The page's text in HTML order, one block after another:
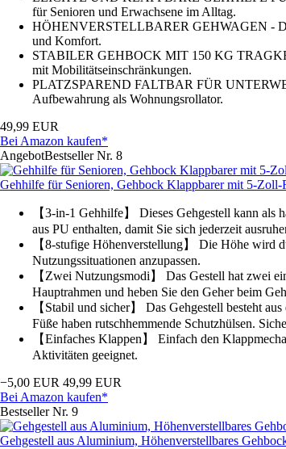
für Senioren und Erwachsene im Alltag.
HÖHENVERSTELLBARER GEHWAGEN - Die
und Komfort.
STABILER GEHBOCK MIT 150 KG
mit Mobilitätseinschränkungen.
PLATZSPAREND FALTBAR FÜR
Aufbewahrung als Wohnungsrollator.
49,99 EUR
Bei Amazon kaufen*
AngebotBestseller Nr. 8
Gehhilfe für Senioren, Gehbock Klappbarer mit 5-
【3-in-1 Gehhilfe】 Dieses Gehgestell kann als
aus PU enthalten, damit Sie sich jederzeit
【8-stufige Höhenverstellung】 Die Höhe wird
Nutzungssituationen anzupassen.
【Zwei Nutzungsmodi】 Das Gestell hat zwei
Hauptrahmen und heben Sie den Geher beim
【Stabil und sicher】 Das Gehgestell besteht
Füße haben rutschhemmende Schutzhülsen.
【Einfaches Klappen】 Einfach den
Aktivitäten geeignet.
−5,00 EUR 49,99 EUR
Bei Amazon kaufen*
Bestseller Nr. 9
Gehgestell aus Aluminium, Höhenverstellbares